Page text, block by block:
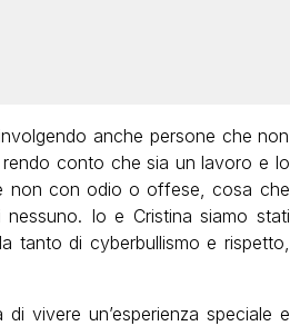
anche persone che non
rendo conto che sia un lavoro e lo
non con odio o offese, cosa che
Io e Cristina siamo stati
tanto di cyberbullismo e rispetto,
vivere un’esperienza speciale e